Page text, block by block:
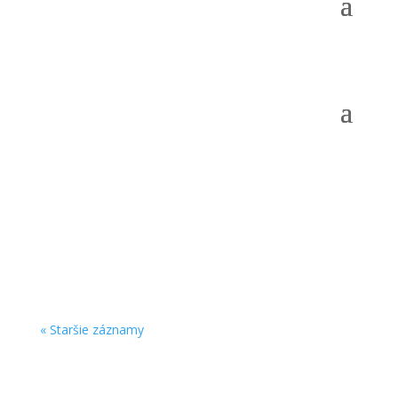
« Staršie záznamy